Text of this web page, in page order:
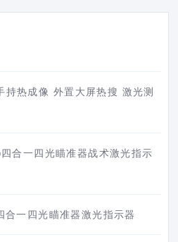
持热成像 外置大屏热搜 激光测
合一四光瞄准器战术激光指示
一四光瞄准器激光指示器